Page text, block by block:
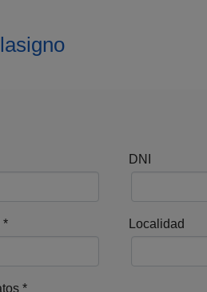
DNI
* Localidad
*